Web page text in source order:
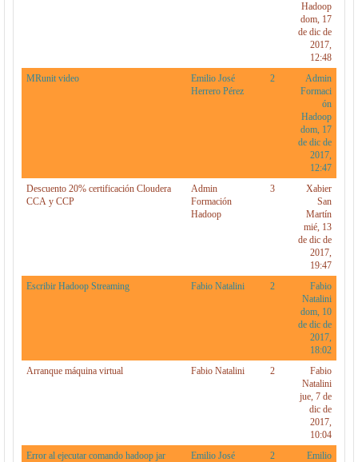
Hadoop
dom, 17
de dic de
2017,
12:48
MRunit video
Emilio José
Herrero Pérez
2
Admin
Formaci
ón
Hadoop
dom, 17
de dic de
2017,
12:47
Descuento 20% certificación Cloudera
CCA y CCP
Admin
Formación
Hadoop
3
Xabier
San
Martín
mié, 13
de dic de
2017,
19:47
Escribir Hadoop Streaming
Fabio Natalini 2
Fabio
Natalini
dom, 10
de dic de
2017,
18:02
Arranque máquina virtual
Fabio Natalini 2
Fabio
Natalini
jue, 7 de
dic de
2017,
10:04
Error al ejecutar comando hadoop jar
Emilio José
2
Emilio